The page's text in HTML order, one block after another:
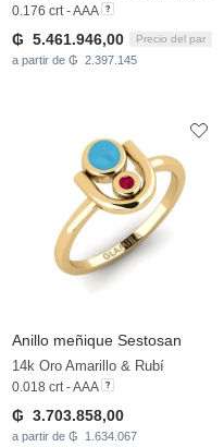
0.176 crt - AAA
₲ 5.461.946,00 Precio del par
a partir de ₲ 2.397.145
Anillo meñique Sestosan
14k Oro Amarillo & Rubí
0.018 crt - AAA
₲ 3.703.858,00
a partir de ₲ 1.634.067